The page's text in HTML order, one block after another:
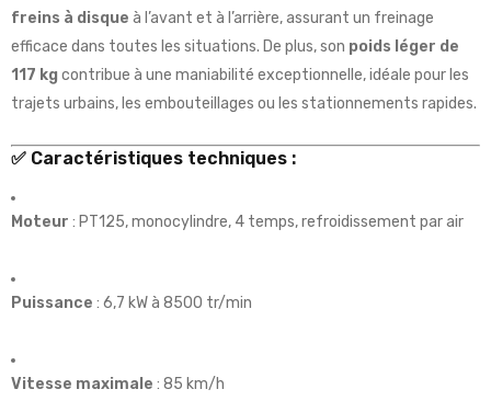
freins à disque à l’avant et à l’arrière, assurant un freinage
efficace dans toutes les situations. De plus, son poids léger de
117 kg contribue à une maniabilité exceptionnelle, idéale pour les
trajets urbains, les embouteillages ou les stationnements rapides.
✅ Caractéristiques techniques :
Moteur : PT125, monocylindre, 4 temps, refroidissement par air
Puissance : 6,7 kW à 8500 tr/min
Vitesse maximale : 85 km/h